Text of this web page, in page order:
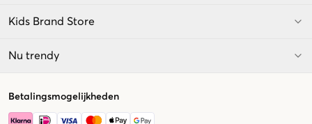
Kids Brand Store
Nu trendy
Betalingsmogelijkheden